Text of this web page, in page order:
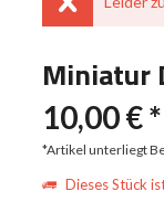
Miniatur
10,00 € *
*Artikel unterliegt
Dieses Stück